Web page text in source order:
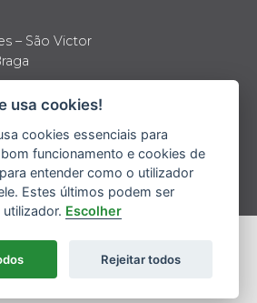
– São Victor
34’ N
8º 24’ W
usa cookies!
cookies essenciais para
funcionamento e cookies de
entender como o utilizador
Estes últimos podem ser
Escolher
Rejeitar todos